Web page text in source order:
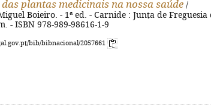
plantas medicinais na nossa saúde /
Boieiro. - 1ª ed. - Carnide : Junta de Freguesia
- ISBN 978-989-98616-1-9
bib/bibnacional/2057661